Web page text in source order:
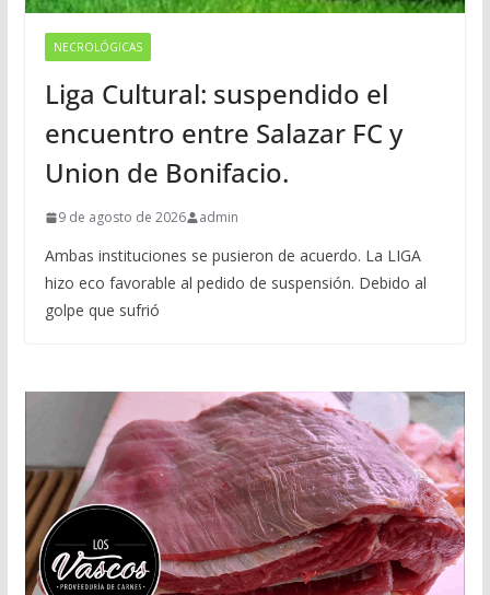
NECROLÓGICAS
Liga Cultural: suspendido el
encuentro entre Salazar FC y
Union de Bonifacio.
9 de agosto de 2026 admin
Ambas instituciones se pusieron de acuerdo. La LIGA
hizo eco favorable al pedido de suspensión. Debido al
golpe que sufrió